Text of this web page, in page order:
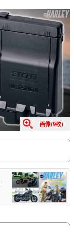
画像(9枚)